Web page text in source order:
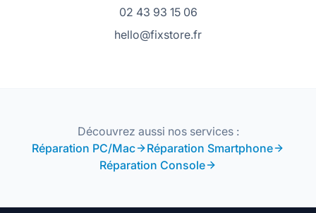
02 43 93 15 06
hello@fixstore.fr
Découvrez aussi nos services :
Réparation PC/Mac
Réparation Smartphone
Réparation Console